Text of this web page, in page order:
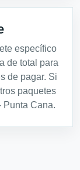
específico
de total para
de pagar. Si
paquetes
Punta Cana.